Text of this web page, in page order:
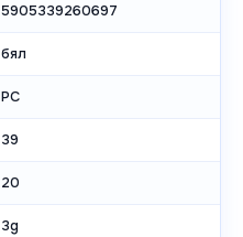
5905339260697
бял
PC
39
20
3g